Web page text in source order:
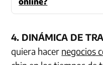
4. DINÁMICA DE
quiera hacer negocios